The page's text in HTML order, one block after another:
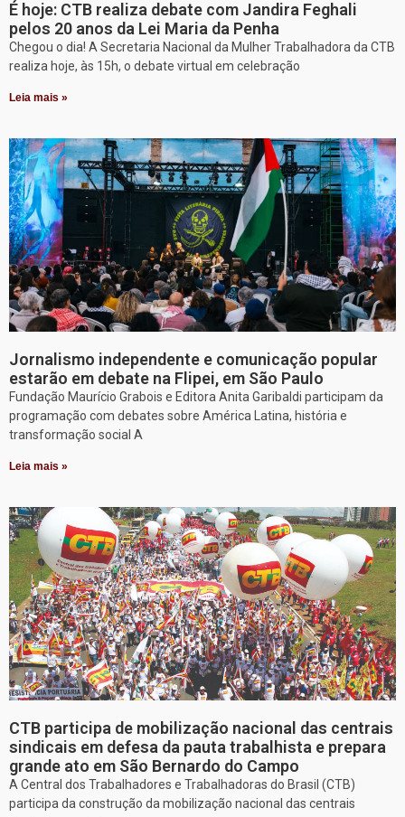
É hoje: CTB realiza debate com Jandira Feghali
pelos 20 anos da Lei Maria da Penha
Chegou o dia! A Secretaria Nacional da Mulher Trabalhadora da CTB
realiza hoje, às 15h, o debate virtual em celebração
Leia mais »
Jornalismo independente e comunicação popular
estarão em debate na Flipei, em São Paulo
Fundação Maurício Grabois e Editora Anita Garibaldi participam da
programação com debates sobre América Latina, história e
transformação social A
Leia mais »
CTB participa de mobilização nacional das centrais
sindicais em defesa da pauta trabalhista e prepara
grande ato em São Bernardo do Campo
A Central dos Trabalhadores e Trabalhadoras do Brasil (CTB)
participa da construção da mobilização nacional das centrais